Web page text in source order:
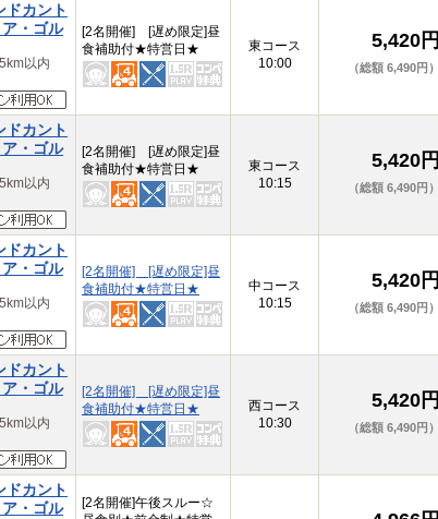
ドカント
・ゴル
以内
[2名開催] [遅め限定]昼
食補助付★特営日★
東コース
10:00
5,420円
（総額 6,490円）
ドカント
・ゴル
以内
[2名開催] [遅め限定]昼
食補助付★特営日★
東コース
10:15
5,420円
（総額 6,490円）
ドカント
・ゴル
以内
[2名開催] [遅め限定]昼
食補助付★特営日★
中コース
10:15
5,420円
（総額 6,490円）
ドカント
・ゴル
以内
[2名開催] [遅め限定]昼
食補助付★特営日★
西コース
10:30
5,420円
（総額 6,490円）
ドカント
・ゴル
[2名開催]午後スルー☆